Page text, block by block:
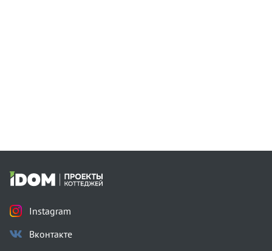
Instagram
Вконтакте